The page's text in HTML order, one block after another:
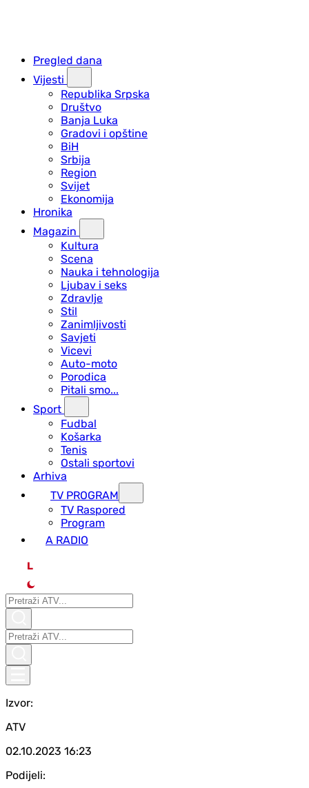
Pregled dana
Vijesti
Republika Srpska
Društvo
Banja Luka
Gradovi i opštine
BiH
Srbija
Region
Svijet
Ekonomija
Hronika
Magazin
Kultura
Scena
Nauka i tehnologija
Ljubav i seks
Zdravlje
Stil
Zanimljivosti
Savjeti
Vicevi
Auto-moto
Porodica
Pitali smo...
Sport
Fudbal
Košarka
Tenis
Ostali sportovi
Arhiva
TV PROGRAM
ТV Raspored
Program
A RADIO
L
Izvor:
ATV
02.10.2023 16:23
Podijeli: